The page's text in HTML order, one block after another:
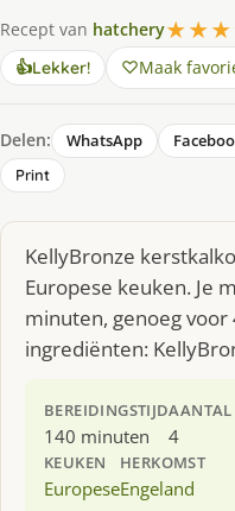
Recept van hatchery
👍Lekker! Maak
Delen: WhatsApp
Print
KellyBronze
Europese keuken. Je
minuten, genoeg
ingrediënten:
BEREIDINGSTIJD
140 minuten
AANTAL
4
KEUKEN
Europese
HERKOMST
Engeland